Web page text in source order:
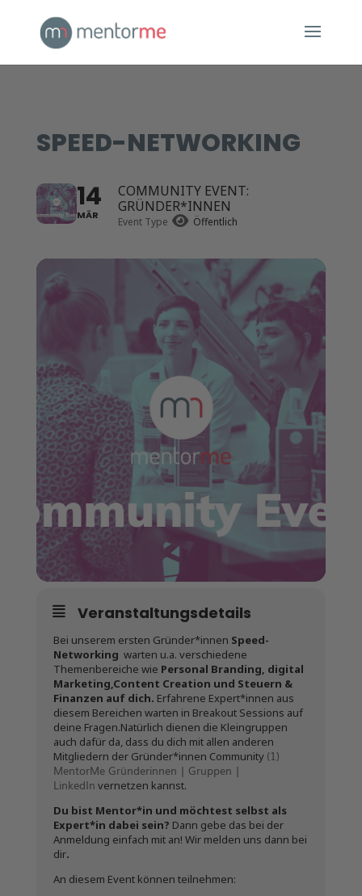
SPEED-NETWORKING
14
MÄR
COMMUNITY EVENT:
GRÜNDER*INNEN
Event Type Öffentlich
Veranstaltungsdetails
Bei unserem ersten Gründer*innen Speed-
Networking warten u.a. verschiedene
Themenbereiche wie Personal Branding, digital
Marketing,Content Creation und Steuern &
Finanzen auf dich. Erfahrene Expert*innen aus
diesem Bereichen warten in Breakout Sessions auf
deine Fragen.Natürlich dienen die Kleingruppen
auch dafür da, dass du dich mit allen anderen
Mitgliedern der Gründer*innen Community (1)
MentorMe Gründerinnen | Gruppen |
LinkedIn vernetzen kannst.
Du bist Mentor*in und möchtest selbst als
Expert*in dabei sein? Dann gebe das bei der
Anmeldung einfach mit an! Wir melden uns dann bei
dir.
An diesem Event können teilnehmen: